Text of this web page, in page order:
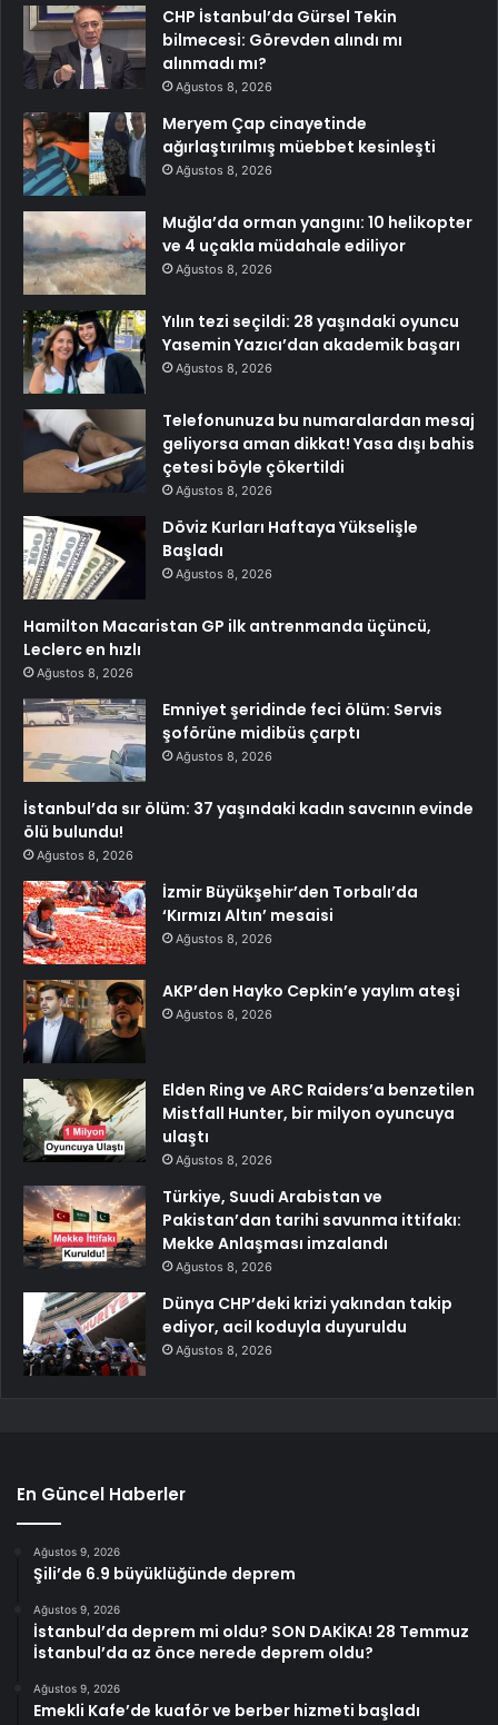
CHP İstanbul’da Gürsel Tekin
bilmecesi: Görevden alındı mı
alınmadı mı?
Ağustos 8, 2026
Meryem Çap cinayetinde
ağırlaştırılmış müebbet kesinleşti
Ağustos 8, 2026
Muğla’da orman yangını: 10 helikopter
ve 4 uçakla müdahale ediliyor
Ağustos 8, 2026
Yılın tezi seçildi: 28 yaşındaki oyuncu
Yasemin Yazıcı’dan akademik başarı
Ağustos 8, 2026
Telefonunuza bu numaralardan mesaj
geliyorsa aman dikkat! Yasa dışı bahis
çetesi böyle çökertildi
Ağustos 8, 2026
Döviz Kurları Haftaya Yükselişle
Başladı
Ağustos 8, 2026
Hamilton Macaristan GP ilk antrenmanda üçüncü,
Leclerc en hızlı
Ağustos 8, 2026
Emniyet şeridinde feci ölüm: Servis
şoförüne midibüs çarptı
Ağustos 8, 2026
İstanbul’da sır ölüm: 37 yaşındaki kadın savcının evinde
ölü bulundu!
Ağustos 8, 2026
İzmir Büyükşehir’den Torbalı’da
‘Kırmızı Altın’ mesaisi
Ağustos 8, 2026
AKP’den Hayko Cepkin’e yaylım ateşi
Ağustos 8, 2026
Elden Ring ve ARC Raiders’a benzetilen
Mistfall Hunter, bir milyon oyuncuya
ulaştı
Ağustos 8, 2026
Türkiye, Suudi Arabistan ve
Pakistan’dan tarihi savunma ittifakı:
Mekke Anlaşması imzalandı
Ağustos 8, 2026
Dünya CHP’deki krizi yakından takip
ediyor, acil koduyla duyuruldu
Ağustos 8, 2026
En Güncel Haberler
Ağustos 9, 2026
Şili’de 6.9 büyüklüğünde deprem
Ağustos 9, 2026
İstanbul’da deprem mi oldu? SON DAKİKA! 28 Temmuz
İstanbul’da az önce nerede deprem oldu?
Ağustos 9, 2026
Emekli Kafe’de kuaför ve berber hizmeti başladı